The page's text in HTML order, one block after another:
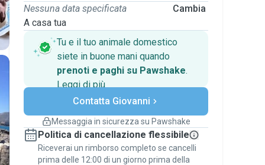
Nessuna data specificata
A casa tua
Cambia
Tu e il tuo animale domestico
siete in buone mani quando
prenoti e paghi su Pawshake.
Leggi di piùPagamenti sicuri
Assistenza se i piani
Prenotazioni coperte
Stai su Pawshake - dal primo messaggio al
pagamento - per attivare laGaranzia
Pawshake.
Contatta Giovanni
Messaggia in sicurezza su Pawshake
Politica di cancellazione flessibile
Riceverai un rimborso completo se cancelli
prima delle 12:00 di un giorno prima della